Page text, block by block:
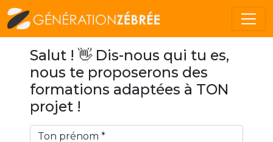
Salut ! 👋 Dis-nous qui tu es,
nous te proposerons des
formations adaptées à TON
projet !